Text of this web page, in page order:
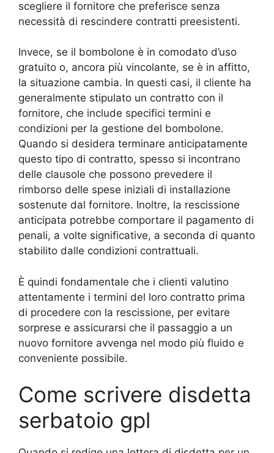
scegliere il fornitore che preferisce senza
necessità di rescindere contratti preesistenti.
Invece, se il bombolone è in comodato d’uso
gratuito o, ancora più vincolante, se è in affitto,
la situazione cambia. In questi casi, il cliente ha
generalmente stipulato un contratto con il
fornitore, che include specifici termini e
condizioni per la gestione del bombolone.
Quando si desidera terminare anticipatamente
questo tipo di contratto, spesso si incontrano
delle clausole che possono prevedere il
rimborso delle spese iniziali di installazione
sostenute dal fornitore. Inoltre, la rescissione
anticipata potrebbe comportare il pagamento di
penali, a volte significative, a seconda di quanto
stabilito dalle condizioni contrattuali.
È quindi fondamentale che i clienti valutino
attentamente i termini del loro contratto prima
di procedere con la rescissione, per evitare
sorprese e assicurarsi che il passaggio a un
nuovo fornitore avvenga nel modo più fluido e
conveniente possibile.
Come scrivere disdetta
serbatoio gpl